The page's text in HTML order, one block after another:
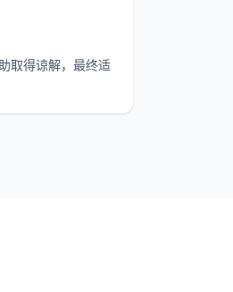
取得谅解，最终适